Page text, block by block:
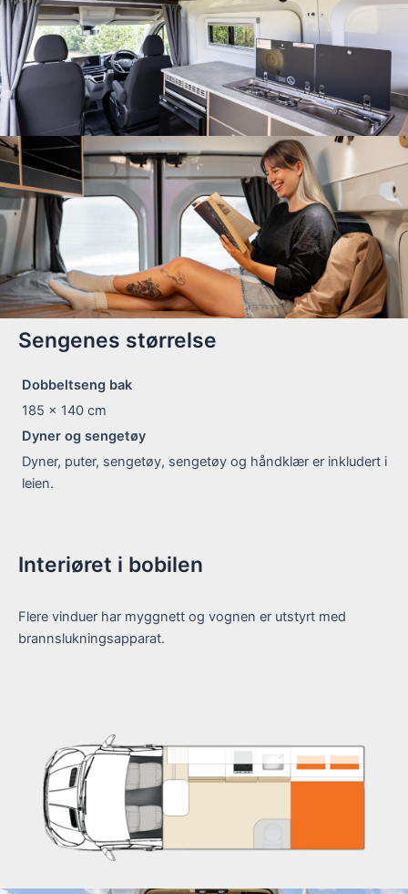
Sengenes størrelse
Dobbeltseng bak
185 x 140 cm
Dyner og sengetøy
Dyner, puter, sengetøy, sengetøy og håndklær er inkludert i
leien.
Interiøret i bobilen
Flere vinduer har myggnett og vognen er utstyrt med
brannslukningsapparat.